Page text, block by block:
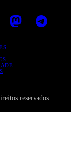
reservados.